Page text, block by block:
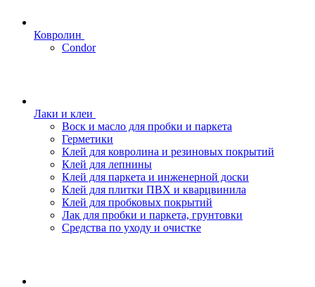
Ковролин
Condor
Лаки и клеи
Воск и масло для пробки и паркета
Герметики
Клей для ковролина и резиновых покрытий
Клей для лепнины
Клей для паркета и инженерной доски
Клей для плитки ПВХ и кварцвинила
Клей для пробковых покрытий
Лак для пробки и паркета, грунтовки
Средства по уходу и очистке